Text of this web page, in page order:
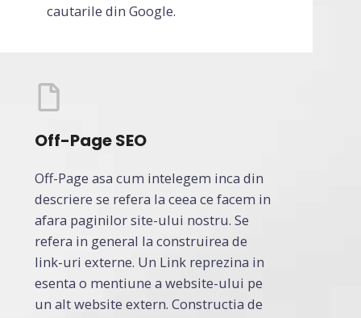
cautarile din Google.
Off-Page SEO
Off-Page asa cum intelegem inca din
descriere se refera la ceea ce facem in
afara paginilor site-ului nostru. Se
refera in general la construirea de
link-uri externe. Un Link reprezina in
esenta o mentiune a website-ului pe
un alt website extern. Constructia de